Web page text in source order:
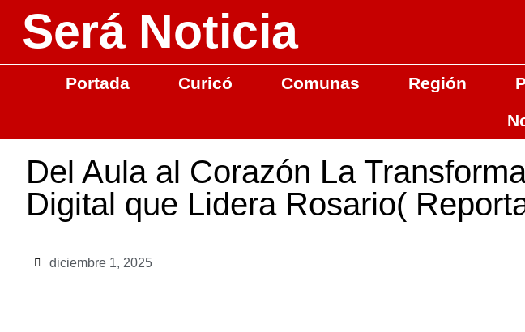
Será Noticia
Portada Curicó Comunas Región
Del Aula al Corazón La
Digital que Lidera Rosario(
diciembre 1, 2025